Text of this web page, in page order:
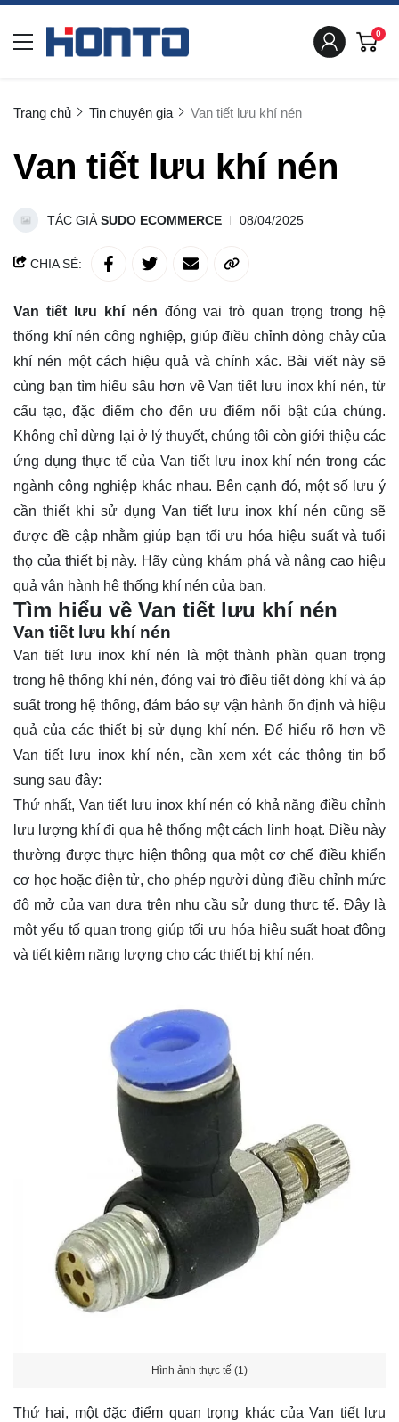
0
Trang chủ Tin chuyên gia Van tiết lưu khí nén
Van tiết lưu khí nén
TÁC GIẢ SUDO ECOMMERCE 08/04/2025
CHIA SẺ:
Van tiết lưu khí nén đóng vai trò quan trọng trong hệ
thống khí nén công nghiệp, giúp điều chỉnh dòng chảy của
khí nén một cách hiệu quả và chính xác. Bài viết này sẽ
cùng bạn tìm hiểu sâu hơn về Van tiết lưu inox khí nén, từ
cấu tạo, đặc điểm cho đến ưu điểm nổi bật của chúng.
Không chỉ dừng lại ở lý thuyết, chúng tôi còn giới thiệu các
ứng dụng thực tế của Van tiết lưu inox khí nén trong các
ngành công nghiệp khác nhau. Bên cạnh đó, một số lưu ý
cần thiết khi sử dụng Van tiết lưu inox khí nén cũng sẽ
được đề cập nhằm giúp bạn tối ưu hóa hiệu suất và tuổi
thọ của thiết bị này. Hãy cùng khám phá và nâng cao hiệu
quả vận hành hệ thống khí nén của bạn.
Tìm hiểu về Van tiết lưu khí nén
Van tiết lưu khí nén
Van tiết lưu inox khí nén là một thành phần quan trọng
trong hệ thống khí nén, đóng vai trò điều tiết dòng khí và áp
suất trong hệ thống, đảm bảo sự vận hành ổn định và hiệu
quả của các thiết bị sử dụng khí nén. Để hiểu rõ hơn về
Van tiết lưu inox khí nén, cần xem xét các thông tin bổ
sung sau đây:
Thứ nhất, Van tiết lưu inox khí nén có khả năng điều chỉnh
lưu lượng khí đi qua hệ thống một cách linh hoạt. Điều này
thường được thực hiện thông qua một cơ chế điều khiển
cơ học hoặc điện tử, cho phép người dùng điều chỉnh mức
độ mở của van dựa trên nhu cầu sử dụng thực tế. Đây là
một yếu tố quan trọng giúp tối ưu hóa hiệu suất hoạt động
và tiết kiệm năng lượng cho các thiết bị khí nén.
Hình ảnh thực tế (1)
Thứ hai, một đặc điểm quan trọng khác của Van tiết lưu